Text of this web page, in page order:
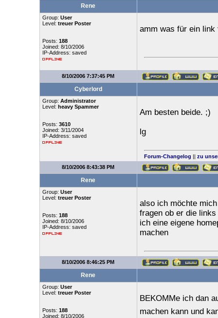
Rene
Group: User
Level: treuer Poster
Posts: 188
Joined: 8/10/2006
IP-Address: saved
amm was für ein link
8/10/2006 7:37:45 PM
Cyberlord
Group: Administrator
Level: heavy Spammer
Posts: 3610
Joined: 3/11/2004
IP-Address: saved
Am besten beide. ;)
lg
Forum-Changelog || zu
8/10/2006 8:43:38 PM
Rene
Group: User
Level: treuer Poster
Posts: 188
Joined: 8/10/2006
IP-Address: saved
also ich möchte
fragen ob er die
ich eine eigene
machen
8/10/2006 8:46:25 PM
Rene
Group: User
Level: treuer Poster
Posts: 188
Joined: 8/10/2006
BEKOMMe ich dan
machen kann und